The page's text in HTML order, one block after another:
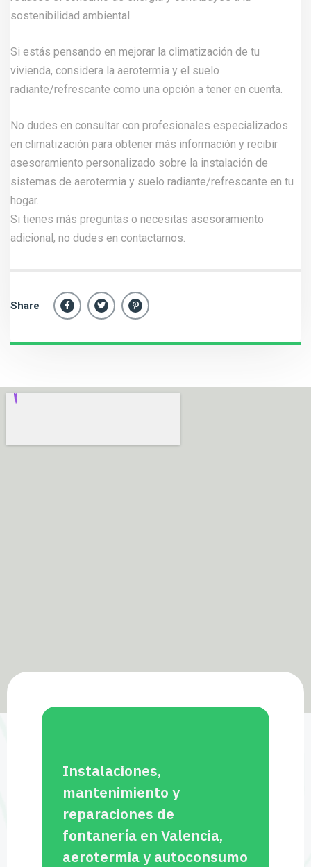
sostenibilidad ambiental.
Si estás pensando en mejorar la climatización de tu
vivienda, considera la aerotermia y el suelo
radiante/refrescante como una opción a tener en cuenta.
No dudes en consultar con profesionales especializados
en climatización para obtener más información y recibir
asesoramiento personalizado sobre la instalación de
sistemas de aerotermia y suelo radiante/refrescante en tu
hogar.
Si tienes más preguntas o necesitas asesoramiento
adicional, no dudes en contactarnos.
Share
Instalaciones,
mantenimiento y
reparaciones de
fontanería en Valencia,
aerotermia y autoconsumo